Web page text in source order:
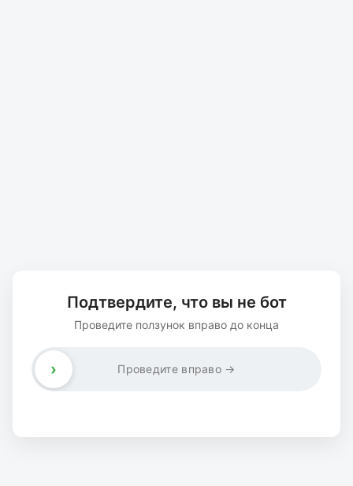
Подтвердите, что вы не бот
Проведите ползунок вправо до конца
Проведите вправо →
›